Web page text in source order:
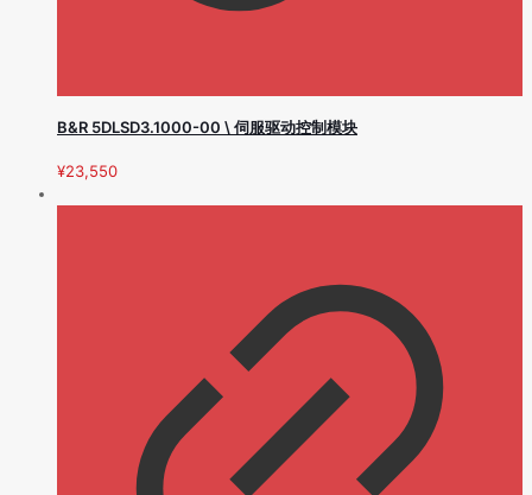
B&R 5DLSD3.1000-00 \ 伺服驱动控制模块
¥23,550